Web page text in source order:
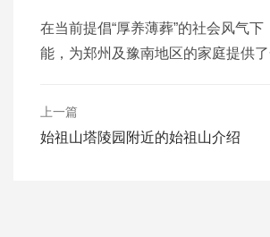
在当前提倡“厚养薄葬”的社会风气
能，为郑州及豫南地区的家庭提供
上一篇
始祖山塔陵园附近的始祖山介绍